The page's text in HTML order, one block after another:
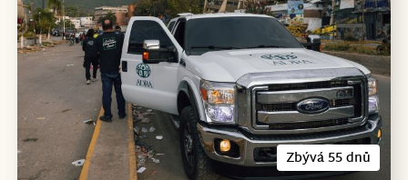
Zbývá 55 dnů